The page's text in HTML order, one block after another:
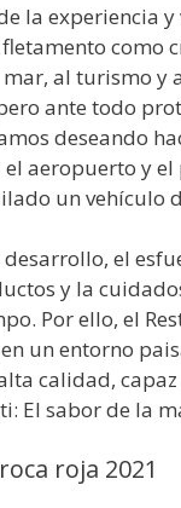
la experiencia
como
al turismo y
ante todo
deseando
aeropuerto y
un vehículo
el
y la
Por ello, el
un entorno
calidad,
El sabor de la
roja 2021